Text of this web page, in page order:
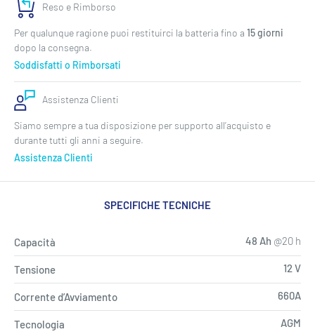
Reso e Rimborso
Per qualunque ragione puoi restituirci la batteria fino a 15 giorni
dopo la consegna.
Soddisfatti o Rimborsati
Assistenza Clienti
Siamo sempre a tua disposizione per supporto all’acquisto e
durante tutti gli anni a seguire.
Assistenza Clienti
SPECIFICHE TECNICHE
Capacità 48 Ah @20 h
Tensione 12 V
Corrente d’Avviamento 660A
Tecnologia AGM